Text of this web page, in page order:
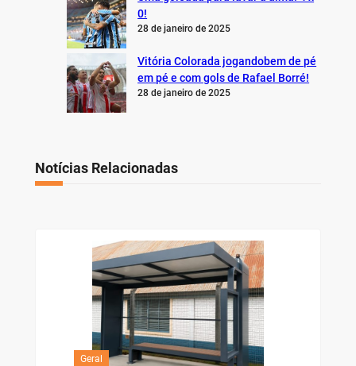
0!
28 de janeiro de 2025
Vitória Colorada jogandobem de pé
em pé e com gols de Rafael Borré!
28 de janeiro de 2025
Notícias Relacionadas
Geral